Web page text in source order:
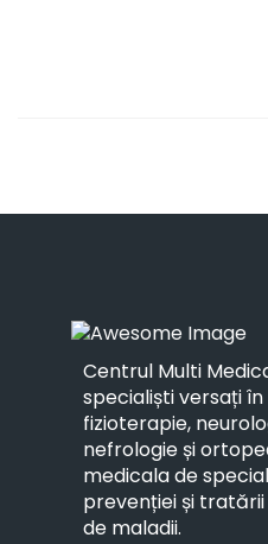
Centrul Multi
specialiști versați
fizioterapie,
nefrologie și
medicala de
prevenției și
de maladii.